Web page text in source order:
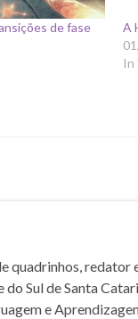
de fase
A
In
quadrinhos, redator
Sul de Santa
e